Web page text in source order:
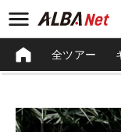
全ツアー